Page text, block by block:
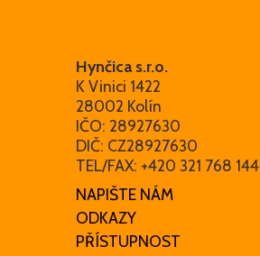
Hynčica s.r.o.
K Vinici 1422
28002 Kolín
IČO: 28927630
DIČ: CZ28927630
TEL/FAX: +420 321 768 144
NAPIŠTE NÁM
ODKAZY
PŘÍSTUPNOST